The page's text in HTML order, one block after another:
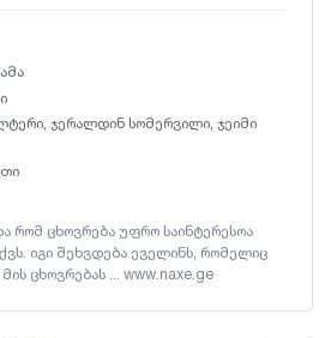
, ჯერალდინ სომერვილი, ჯეიმი
რომ ცხოვრება უფრო საინტერესოა
იგი შეხვდება ეველინს, რომელიც
ცხოვრებას ... www.naxe.ge